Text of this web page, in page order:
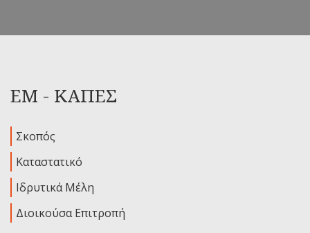
ΕΜ - ΚΑΠΕΣ
Σκοπός
Καταστατικό
Ιδρυτικά Μέλη
Διοικούσα Επιτροπή